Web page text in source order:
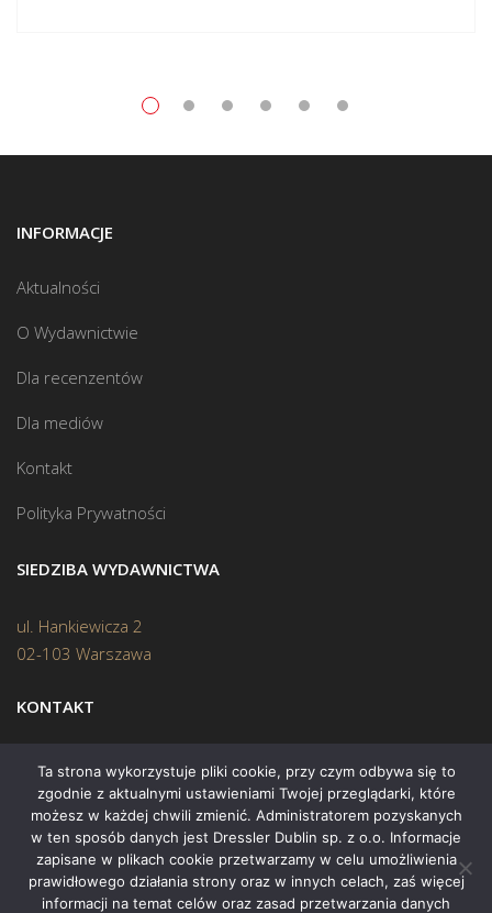
INFORMACJE
Aktualności
O Wydawnictwie
Dla recenzentów
Dla mediów
Kontakt
Polityka Prywatności
SIEDZIBA WYDAWNICTWA
ul. Hankiewicza 2
02-103 Warszawa
KONTAKT
Biuro: (22) 45 70 402
Mail:biuro@swiatksiazki.pl
Ta strona wykorzystuje pliki cookie, przy czym odbywa się to
zgodnie z aktualnymi ustawieniami Twojej przeglądarki, które
możesz w każdej chwili zmienić. Administratorem pozyskanych
w ten sposób danych jest Dressler Dublin sp. z o.o. Informacje
zapisane w plikach cookie przetwarzamy w celu umożliwienia
prawidłowego działania strony oraz w innych celach, zaś więcej
informacji na temat celów oraz zasad przetwarzania danych